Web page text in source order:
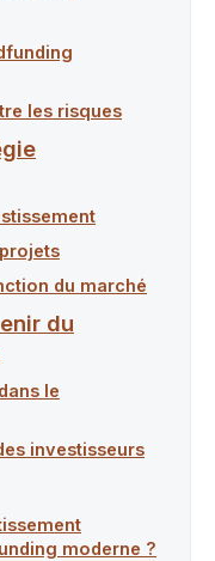
les risques
du marché
du
le
investisseurs
moderne ?